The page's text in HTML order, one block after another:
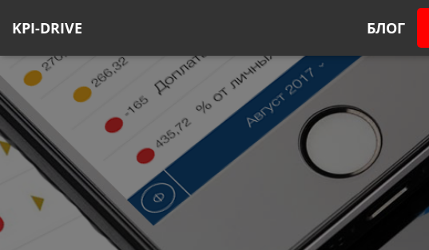
KPI-DRIVE БЛОГ